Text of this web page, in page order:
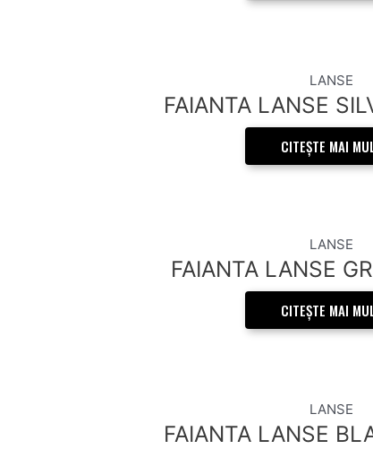
LANSE
FAIANTA LANSE
CITEȘTE MAI
LANSE
FAIANTA LANSE
CITEȘTE MAI
LANSE
FAIANTA LANSE